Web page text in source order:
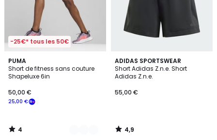
-25€* tous les 50€
PUMA
Short de fitness sans couture
Shapeluxe 6in
25,00 €
50,00 €
4
/
5
2
Couleurs
4
/
ADIDAS SPORTSWEAR
Short Adidas Z.n.e. Short
Adidas Z.n.e.
55,00 €
4,9
/ 5
4,9
/